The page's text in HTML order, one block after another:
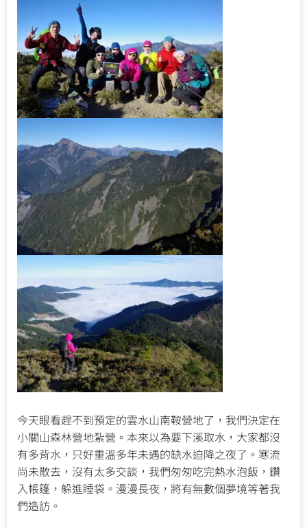
今天眼看趕不到預定的雲水山南鞍營地了，我們決定在
小關山森林營地紮營。本來以為要下溪取水，大家都沒
有多背水，只好重溫多年未遇的缺水迫降之夜了。寒流
尚未散去，沒有太多交談，我們匆匆吃完熱水泡飯，鑽
入帳篷，躲進睡袋。漫漫長夜，將有無數個夢境等著我
們造訪。